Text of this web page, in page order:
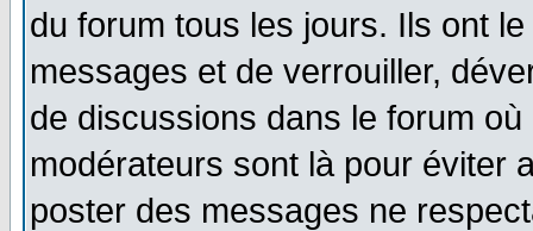
du forum tous les jours. Ils ont
messages et de verrouiller,
de discussions dans le forum
modérateurs sont là pour éviter
poster des messages ne